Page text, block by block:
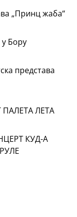
„Принц жаба“
Бору
представа
ПАЛЕТА ЛЕТА
КУД-А